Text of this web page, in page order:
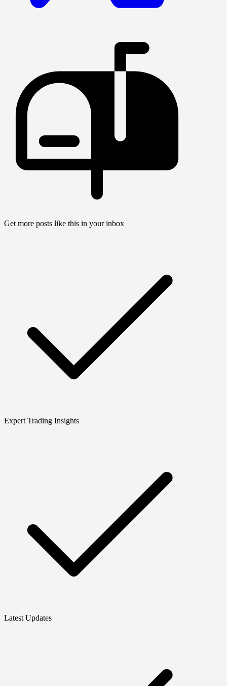
Get more posts like this in your inbox
Expert Trading Insights
Latest Updates